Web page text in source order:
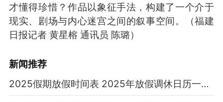
才懂得珍惜？作品以象征手法，构建了一个介于
现实、剧场与内心迷宫之间的叙事空间。
（福建
日报记者 黄星榕 通讯员 陈璐）
新闻推荐
2025假期放假时间表 2025年放假调休日历一览表